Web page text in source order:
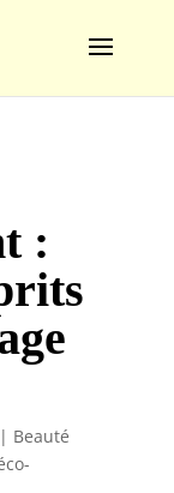
:
Beauté